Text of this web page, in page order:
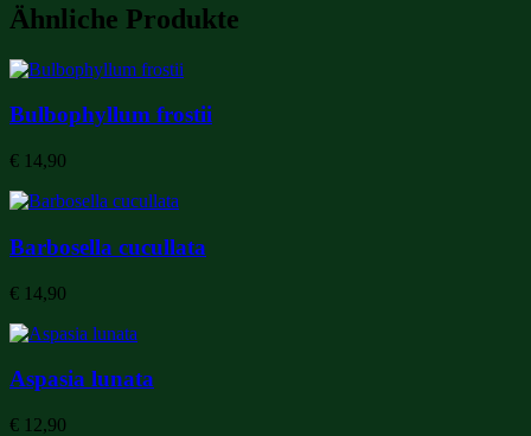
Ähnliche Produkte
Bulbophyllum frostii
€ 14,90
Barbosella cucullata
€ 14,90
Aspasia lunata
€ 12,90